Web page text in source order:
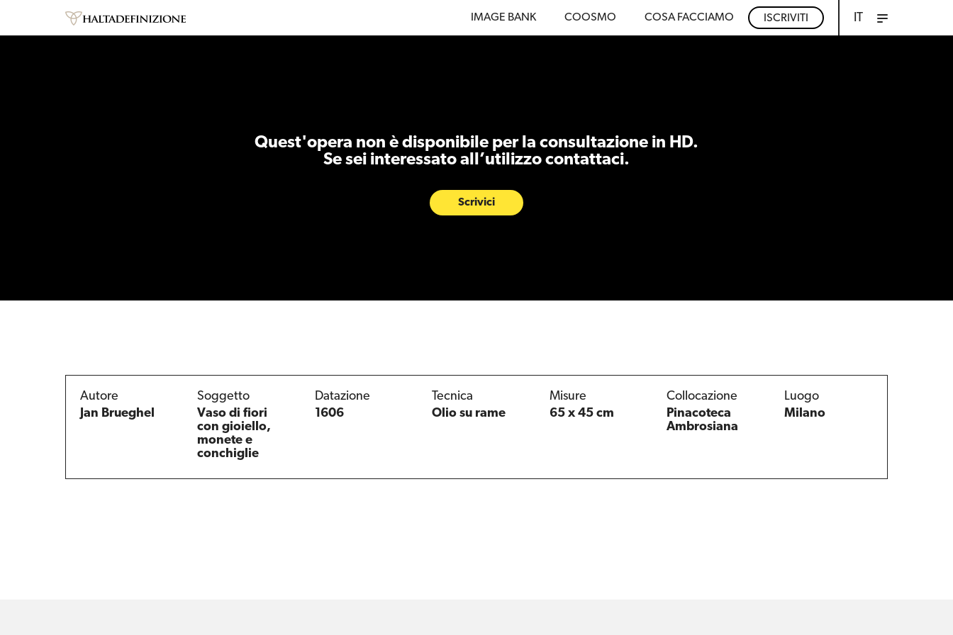
IMAGE BANK COOSMO COSA FACCIAMO ISCRIVITI IT
Quest'opera non è disponibile per la consultazione in HD.
Se sei interessato all’utilizzo contattaci.
Scrivici
Autore
Jan Brueghel
Soggetto
Vaso di fiori
con gioiello,
monete e
conchiglie
Datazione
1606
Tecnica
Olio su rame
Misure
65 x 45 cm
Collocazione
Pinacoteca
Ambrosiana
Luogo
Milano